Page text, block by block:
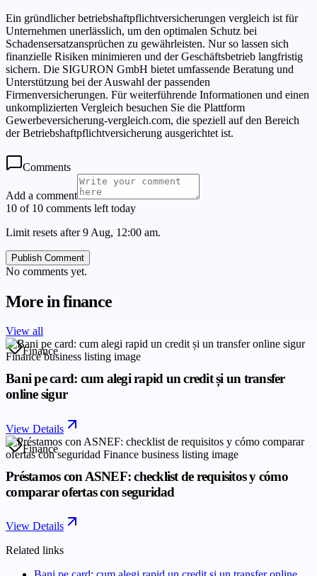
Ein gründlicher betriebshaftpflichtversicherungen vergleich ist für
Unternehmen unerlässlich, um den optimalen Schutz bei
Schadensersatzansprüchen zu gewährleisten. Nur so lassen sich
finanzielle Risiken minimieren und der Geschäftsbetrieb langfristig
sichern. Die SIGURON GmbH bietet umfassende Beratung und
Unterstützung bei der Auswahl der passenden
Firmenversicherungen. Für weiterführende Informationen und einen
unkomplizierten Vergleich besuchen Sie die Plattform
Gewerbeversicherung-vergleich.com, die speziell auf den Bereich
der Betriebshaftpflichtversicherung ausgerichtet ist.
Comments
Add a comment
10 of 10 comments left today
Limit resets after 9 Aug, 12:00 am.
Publish Comment
No comments yet.
More infinance
View all
Finance
Bani pe card: cum alegi rapid un credit și un transfer
online sigur
View Details
Finance
Préstamos con ASNEF: checklist de requisitos y cómo
comparar ofertas con seguridad
View Details
Related links